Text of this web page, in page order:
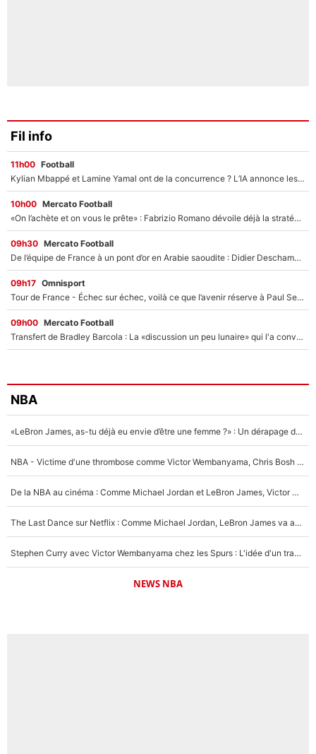
Fil info
11h00 Football
Kylian Mbappé et Lamine Yamal ont de la concurrence ? L’IA annonce les 5 joueurs qui vont dominer le football dans les années à venir !
10h00 Mercato Football
«On l’achète et on vous le prête» : Fabrizio Romano dévoile déjà la stratégie du PSG avec le transfert de Zion Suzuki !
09h30 Mercato Football
De l’équipe de France à un pont d’or en Arabie saoudite : Didier Deschamps a donné sa réponse !
09h17 Omnisport
Tour de France - Échec sur échec, voilà ce que l’avenir réserve à Paul Seixas : «Tant qu’il y aura un Pogacar comme celui-là...»
09h00 Mercato Football
Transfert de Bradley Barcola : La «discussion un peu lunaire» qui l'a convaincu de quitter le PSG, son entourage est pointé du doigt
NBA
«LeBron James, as-tu déjà eu envie d’être une femme ?» : Un dérapage de Donald Trump sur la superstar de la NBA refait surface
NBA - Victime d'une thrombose comme Victor Wembanyama, Chris Bosh prévient le Français des risques sur sa santé : «J’ai failli mourir sur le coup et j’ai été ramené à la vie»
De la NBA au cinéma : Comme Michael Jordan et LeBron James, Victor Wembanyama rêve d'une carrière d'acteur !
The Last Dance sur Netflix : Comme Michael Jordan, LeBron James va avoir le droit à sa série !
Stephen Curry avec Victor Wembanyama chez les Spurs : L'idée d'un trade historique est lancée en NBA !
NEWS NBA